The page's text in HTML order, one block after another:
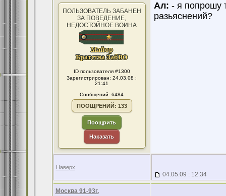
ПОЛЬЗОВАТЕЛЬ ЗАБАНЕН
ЗА ПОВЕДЕНИЕ,
НЕДОСТОЙНОЕ ВОИНА
ID пользователя #1300
Зарегистрирован: 24.03.08 :
21:41
Сообщений: 6484
ПООЩРЕНИЙ: 133
Поощрить
Наказать
Ал: - я попрошу
разьяснений?
Наверх
04.05.09 : 12:34
Москва 91-93г.